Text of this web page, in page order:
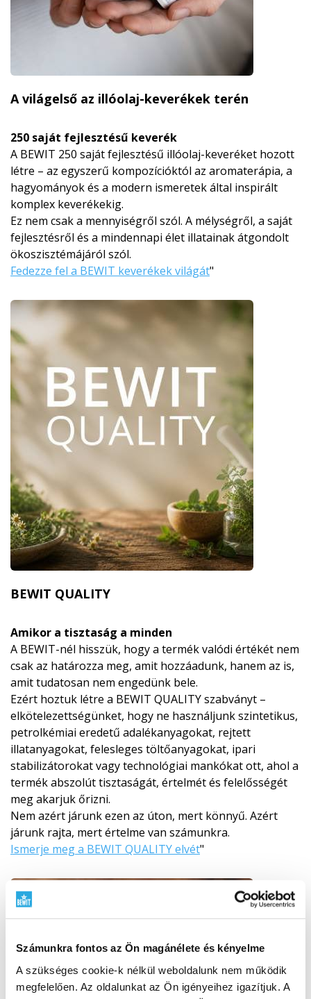
Számunkra fontos az Ön magánélete és kényelme
A szükséges cookie-k nélkül weboldalunk nem működik
megfelelően. Az oldalunkat az Ön igényeihez igazítjuk. A
A világelső az illóolaj-keverékek terén
250 saját fejlesztésű keverék
A BEWIT 250 saját fejlesztésű illóolaj-keveréket hozott
létre – az egyszerű kompozícióktól az aromaterápia, a
hagyományok és a modern ismeretek által inspirált
komplex keverékekig.
Ez nem csak a mennyiségről szól. A mélységről, a saját
fejlesztésről és a mindennapi élet illatainak átgondolt
ökoszisztémájá­ról szól.
Fedezze fel a BEWIT keverékek világát"
BEWIT QUALITY
Amikor a tisztaság a minden
A BEWIT-nél hisszük, hogy a termék valódi értékét nem
csak az határozza meg, amit hozzáadunk, hanem az is,
amit tudatosan nem engedünk bele.
Ezért hoztuk létre a BEWIT QUALITY szabványt –
elkötelezettségünket, hogy ne használjunk szintetikus,
petrolkémiai eredetű adalékanyagokat, rejtett
illatanyagokat, felesleges töltőanyagokat, ipari
stabilizátorokat vagy technológiai mankókat ott, ahol a
termék abszolút tisztaságát, értelmét és felelősségét
meg akarjuk őrizni.
Nem azért járunk ezen az úton, mert könnyű. Azért
járunk rajta, mert értelme van számunkra.
Ismerje meg a BEWIT QUALITY elvét"